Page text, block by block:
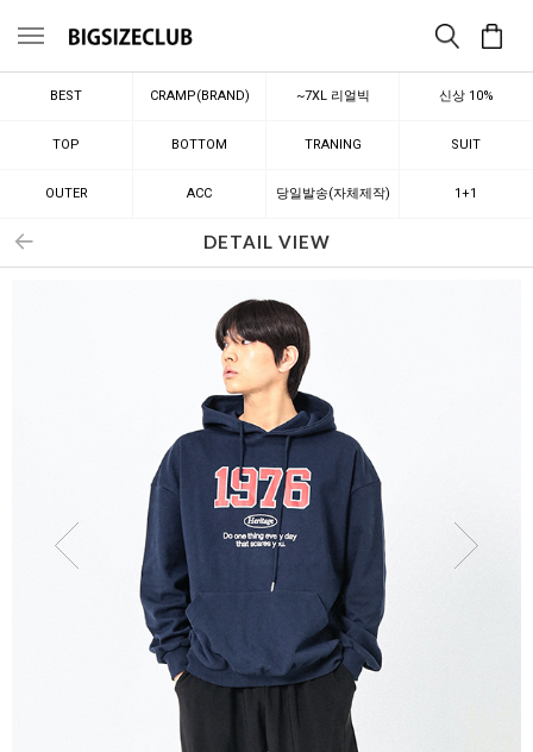
메뉴
BEST CRAMP(BRAND) ~7XL 리얼빅 신상 10%
TOP BOTTOM TRANING SUIT
OUTER ACC 당일발송(자체제작) 1+1
DETAIL VIEW